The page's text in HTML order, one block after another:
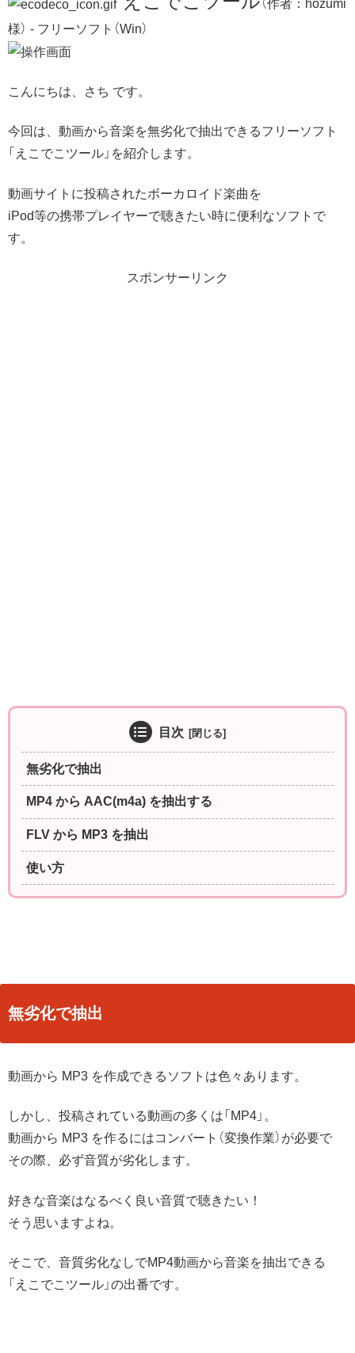
（作者：hozumi
様） - フリーソフト（Win）
こんにちは、さち です。
今回は、動画から音楽を無劣化で抽出できるフリーソフト
「えこでこツール」を紹介します。
動画サイトに投稿されたボーカロイド楽曲を
iPod等の携帯プレイヤーで聴きたい時に便利なソフトで
す。
スポンサーリンク
目次
無劣化で抽出
MP4 から AAC(m4a) を抽出する
FLV から MP3 を抽出
使い方
無劣化で抽出
動画から MP3 を作成できるソフトは色々あります。
しかし、投稿されている動画の多くは「MP4」。
動画から MP3 を作るにはコンバート（変換作業）が必要で
その際、必ず音質が劣化します。
好きな音楽はなるべく良い音質で聴きたい！
そう思いますよね。
そこで、音質劣化なしでMP4動画から音楽を抽出できる
「えこでこツール」の出番です。